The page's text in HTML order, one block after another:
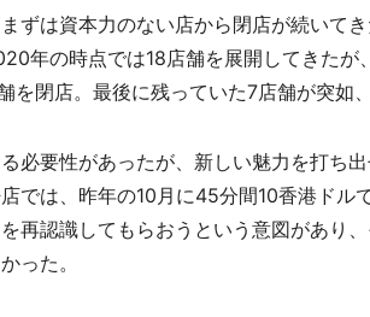
ずは資本力のない店から閉店が続いて
年の時点では18店舗を展開してきたが
閉店。最後に残っていた7店舗が突如
必要性があったが、新しい魅力を打ち
では、昨年の10月に45分間10香港ドル
再認識してもらおうという意図があり、
かった。